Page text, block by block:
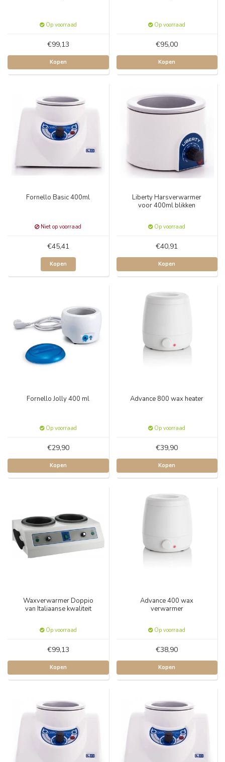
Op voorraad
€99,13
Kopen
Op voorraad
€95,00
Kopen
Fornello Basic 400ml
Niet op voorraad
€45,41
Kopen
Liberty Harsverwarmer
voor 400ml blikken
Op voorraad
€40,91
Kopen
Fornello Jolly 400 ml
Op voorraad
€29,90
Kopen
Advance 800 wax heater
Op voorraad
€39,90
Kopen
Waxverwarmer Doppio
van Italiaanse kwaliteit
Op voorraad
€99,13
Kopen
Advance 400 wax
verwarmer
Op voorraad
€38,90
Kopen